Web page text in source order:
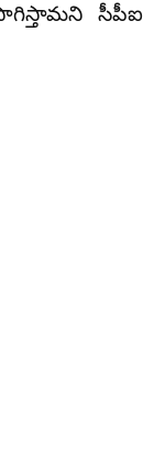
సీపీఐ